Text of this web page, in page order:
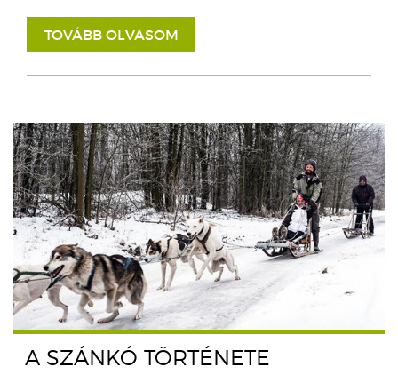
TOVÁBB OLVASOM
A SZÁNKÓ TÖRTÉNETE